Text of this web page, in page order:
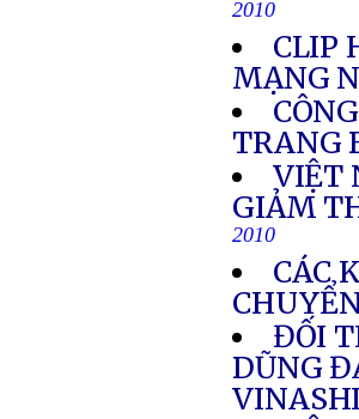
2010
CLIP
MẠNG
TRANG
VIỆT
GIẢM
2010
CÁC
ĐỐI
DŨNG